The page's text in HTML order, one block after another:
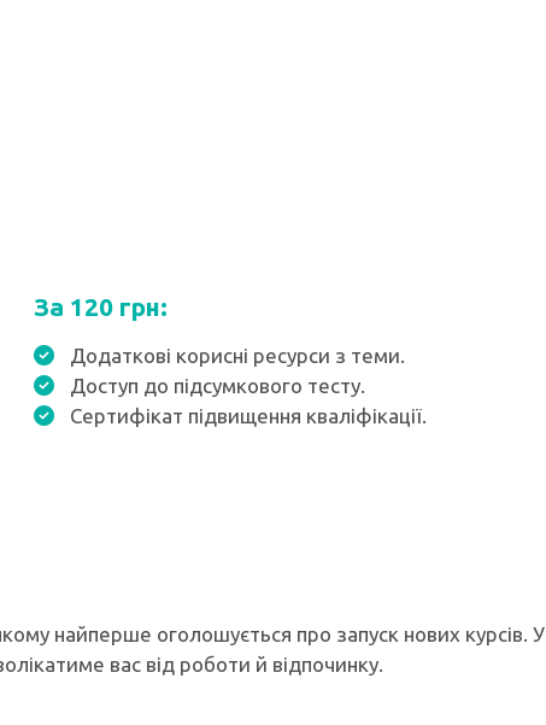
За 120 грн:
Додаткові корисні ресурси з теми.
Доступ до підсумкового тесту.
Сертифікат підвищення кваліфікації.
найперше оголошується про запуск нових курсів. У
вас від роботи й відпочинку.